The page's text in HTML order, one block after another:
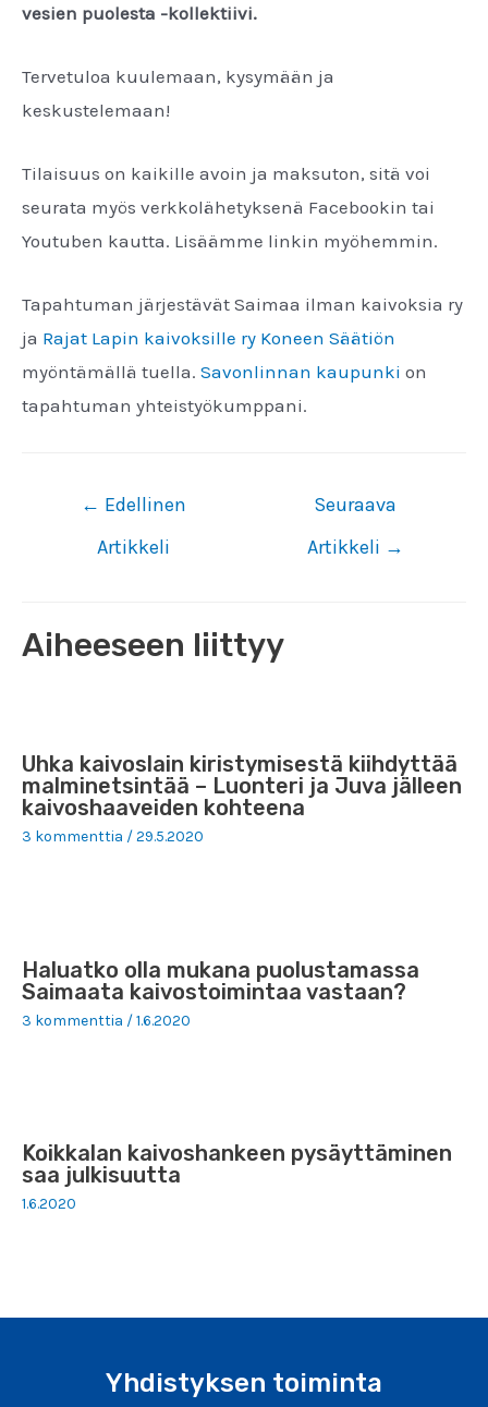
vesien puolesta -kollektiivi.
Tervetuloa kuulemaan, kysymään ja
keskustelemaan!
Tilaisuus on kaikille avoin ja maksuton, sitä voi
seurata myös verkkolähetyksenä Facebookin tai
Youtuben kautta. Lisäämme linkin myöhemmin.
Tapahtuman järjestävät Saimaa ilman kaivoksia ry
ja Rajat Lapin kaivoksille ry Koneen Säätiön
myöntämällä tuella. Savonlinnan kaupunki on
tapahtuman yhteistyökumppani.
Artikkelien
← Edellinen
Artikkeli
Seuraava
Artikkeli →
Aiheeseen liittyy
Uhka kaivoslain kiristymisestä kiihdyttää
malminetsintää – Luonteri ja Juva jälleen
kaivoshaaveiden kohteena
3 kommenttia /29.5.2020
Haluatko olla mukana puolustamassa
Saimaata kaivostoimintaa vastaan?
3 kommenttia /1.6.2020
Koikkalan kaivoshankeen pysäyttäminen
saa julkisuutta
1.6.2020
Yhdistyksen toiminta